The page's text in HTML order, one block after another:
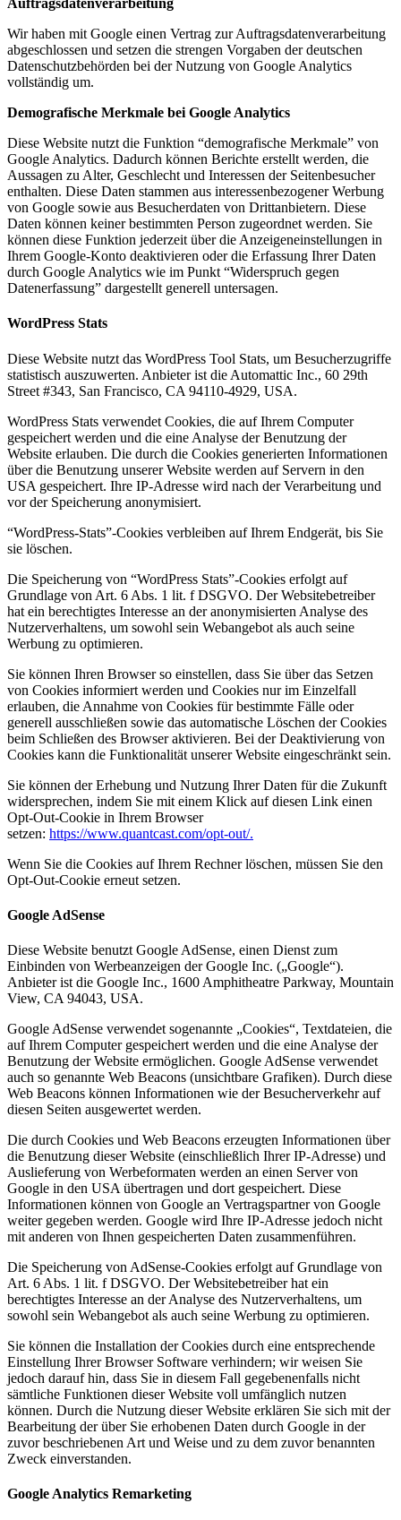
Auftragsdatenverarbeitung
Wir haben mit Google einen Vertrag zur Auftragsdatenverarbeitung
abgeschlossen und setzen die strengen Vorgaben der deutschen
Datenschutzbehörden bei der Nutzung von Google Analytics
vollständig um.
Demografische Merkmale bei Google Analytics
Diese Website nutzt die Funktion “demografische Merkmale” von
Google Analytics. Dadurch können Berichte erstellt werden, die
Aussagen zu Alter, Geschlecht und Interessen der Seitenbesucher
enthalten. Diese Daten stammen aus interessenbezogener Werbung
von Google sowie aus Besucherdaten von Drittanbietern. Diese
Daten können keiner bestimmten Person zugeordnet werden. Sie
können diese Funktion jederzeit über die Anzeigeneinstellungen in
Ihrem Google-Konto deaktivieren oder die Erfassung Ihrer Daten
durch Google Analytics wie im Punkt “Widerspruch gegen
Datenerfassung” dargestellt generell untersagen.
WordPress Stats
Diese Website nutzt das WordPress Tool Stats, um Besucherzugriffe
statistisch auszuwerten. Anbieter ist die Automattic Inc., 60 29th
Street #343, San Francisco, CA 94110-4929, USA.
WordPress Stats verwendet Cookies, die auf Ihrem Computer
gespeichert werden und die eine Analyse der Benutzung der
Website erlauben. Die durch die Cookies generierten Informationen
über die Benutzung unserer Website werden auf Servern in den
USA gespeichert. Ihre IP-Adresse wird nach der Verarbeitung und
vor der Speicherung anonymisiert.
“WordPress-Stats”-Cookies verbleiben auf Ihrem Endgerät, bis Sie
sie löschen.
Die Speicherung von “WordPress Stats”-Cookies erfolgt auf
Grundlage von Art. 6 Abs. 1 lit. f DSGVO. Der Websitebetreiber
hat ein berechtigtes Interesse an der anonymisierten Analyse des
Nutzerverhaltens, um sowohl sein Webangebot als auch seine
Werbung zu optimieren.
Sie können Ihren Browser so einstellen, dass Sie über das Setzen
von Cookies informiert werden und Cookies nur im Einzelfall
erlauben, die Annahme von Cookies für bestimmte Fälle oder
generell ausschließen sowie das automatische Löschen der Cookies
beim Schließen des Browser aktivieren. Bei der Deaktivierung von
Cookies kann die Funktionalität unserer Website eingeschränkt sein.
Sie können der Erhebung und Nutzung Ihrer Daten für die Zukunft
widersprechen, indem Sie mit einem Klick auf diesen Link einen
Opt-Out-Cookie in Ihrem Browser
setzen: https://www.quantcast.com/opt-out/.
Wenn Sie die Cookies auf Ihrem Rechner löschen, müssen Sie den
Opt-Out-Cookie erneut setzen.
Google AdSense
Diese Website benutzt Google AdSense, einen Dienst zum
Einbinden von Werbeanzeigen der Google Inc. („Google“).
Anbieter ist die Google Inc., 1600 Amphitheatre Parkway, Mountain
View, CA 94043, USA.
Google AdSense verwendet sogenannte „Cookies“, Textdateien, die
auf Ihrem Computer gespeichert werden und die eine Analyse der
Benutzung der Website ermöglichen. Google AdSense verwendet
auch so genannte Web Beacons (unsichtbare Grafiken). Durch diese
Web Beacons können Informationen wie der Besucherverkehr auf
diesen Seiten ausgewertet werden.
Die durch Cookies und Web Beacons erzeugten Informationen über
die Benutzung dieser Website (einschließlich Ihrer IP-Adresse) und
Auslieferung von Werbeformaten werden an einen Server von
Google in den USA übertragen und dort gespeichert. Diese
Informationen können von Google an Vertragspartner von Google
weiter gegeben werden. Google wird Ihre IP-Adresse jedoch nicht
mit anderen von Ihnen gespeicherten Daten zusammenführen.
Die Speicherung von AdSense-Cookies erfolgt auf Grundlage von
Art. 6 Abs. 1 lit. f DSGVO. Der Websitebetreiber hat ein
berechtigtes Interesse an der Analyse des Nutzerverhaltens, um
sowohl sein Webangebot als auch seine Werbung zu optimieren.
Sie können die Installation der Cookies durch eine entsprechende
Einstellung Ihrer Browser Software verhindern; wir weisen Sie
jedoch darauf hin, dass Sie in diesem Fall gegebenenfalls nicht
sämtliche Funktionen dieser Website voll umfänglich nutzen
können. Durch die Nutzung dieser Website erklären Sie sich mit der
Bearbeitung der über Sie erhobenen Daten durch Google in der
zuvor beschriebenen Art und Weise und zu dem zuvor benannten
Zweck einverstanden.
Google Analytics Remarketing